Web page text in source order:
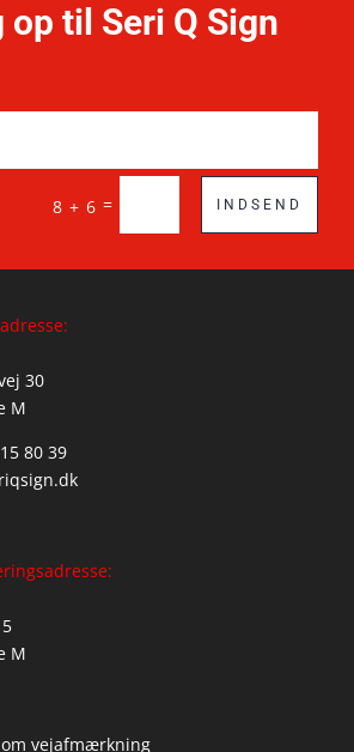
op til Seri Q Sign
8 + 6 = INDSEND
30
M
80 39
M
vejafmærkning